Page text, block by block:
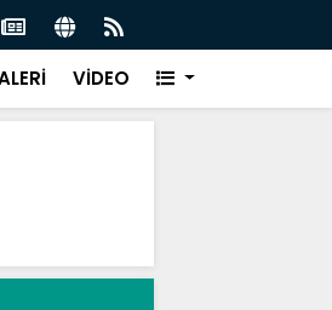
temaslarda bulundu
VİDEO